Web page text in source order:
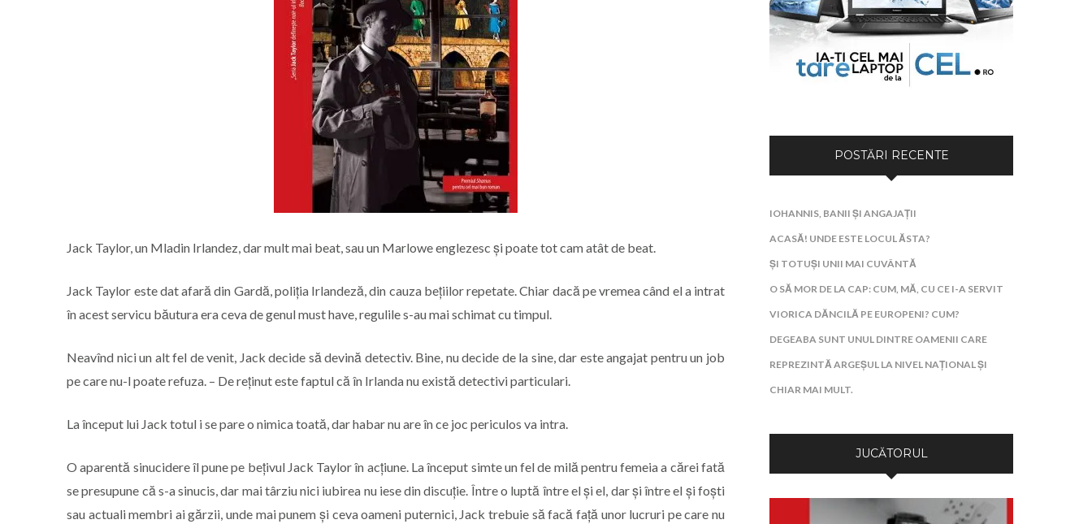
Jack Taylor, un Mladin Irlandez, dar mult mai beat, sau un Marlowe englezesc și poate tot cam atât de beat.
Jack Taylor este dat afară din Gardă, poliția Irlandeză, din cauza bețiilor repetate. Chiar dacă pe vremea când el a intrat
în acest servicu băutura era ceva de genul must have, regulile s-au mai schimat cu timpul.
Neavînd nici un alt fel de venit, Jack decide să devină detectiv. Bine, nu decide de la sine, dar este angajat pentru un job
pe care nu-l poate refuza. – De reținut este faptul că în Irlanda nu există detectivi particulari.
La început lui Jack totul i se pare o nimica toată, dar habar nu are în ce joc periculos va intra.
O aparentă sinucidere îl pune pe bețivul Jack Taylor în acțiune. La început simte un fel de milă pentru femeia a cărei fată
se presupune că s-a sinucis, dar mai târziu nici iubirea nu iese din discuție. Între o luptă între el și el, dar și între el și foști
sau actuali membri ai gărzii, unde mai punem și ceva oameni puternici, Jack trebuie să facă față unor lucruri pe care nu
POSTĂRI RECENTE
IOHANNIS, BANII ȘI ANGAJAȚII
ACASĂ! UNDE ESTE LOCUL ĂSTA?
ȘI TOTUȘI UNII MAI CUVÂNTĂ
O SĂ MOR DE LA CAP: CUM, MĂ, CU CE I-A SERVIT
VIORICA DĂNCILĂ PE EUROPENI? CUM?
DEGEABA SUNT UNUL DINTRE OAMENII CARE
REPREZINTĂ ARGEȘUL LA NIVEL NAȚIONAL ȘI
CHIAR MAI MULT.
JUCĂTORUL